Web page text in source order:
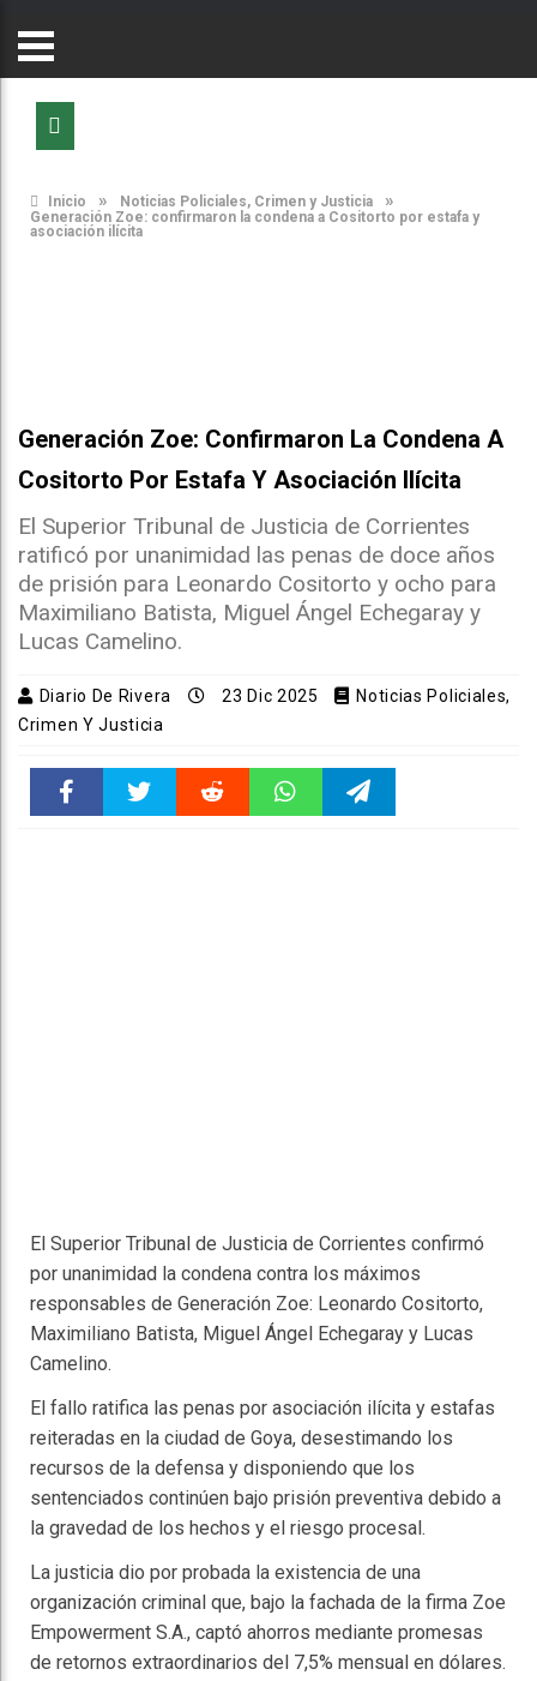
Inicio » Noticias Policiales, Crimen y Justicia »
Generación Zoe: confirmaron la condena a Cositorto por estafa y
asociación ilícita
Generación Zoe: Confirmaron La Condena A
Cositorto Por Estafa Y Asociación Ilícita
El Superior Tribunal de Justicia de Corrientes
ratificó por unanimidad las penas de doce años
de prisión para Leonardo Cositorto y ocho para
Maximiliano Batista, Miguel Ángel Echegaray y
Lucas Camelino.
Diario De Rivera 23 Dic 2025
Noticias Policiales,
Crimen Y Justicia
El Superior Tribunal de Justicia de Corrientes confirmó
por unanimidad la condena contra los máximos
responsables de Generación Zoe: Leonardo Cositorto,
Maximiliano Batista, Miguel Ángel Echegaray y Lucas
Camelino.
El fallo ratifica las penas por asociación ilícita y estafas
reiteradas en la ciudad de Goya, desestimando los
recursos de la defensa y disponiendo que los
sentenciados continúen bajo prisión preventiva debido a
la gravedad de los hechos y el riesgo procesal.
La justicia dio por probada la existencia de una
organización criminal que, bajo la fachada de la firma Zoe
Empowerment S.A., captó ahorros mediante promesas
de retornos extraordinarios del 7,5% mensual en dólares.